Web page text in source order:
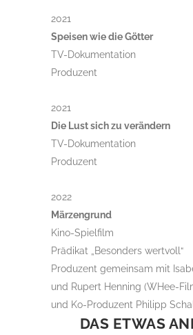
2021
Speisen wie die Götter
TV-Dokumentation
Produzent
2021
Die Lust sich zu verändern
TV-Dokumentation
Produzent
2022
Märzengrund
Kino-Spielfilm
Prädikat „Besonders wertvoll“
Produzent gemeinsam mit
und Rupert Henning (WHee-
und Ko-Produzent Philipp
DAS ETWAS